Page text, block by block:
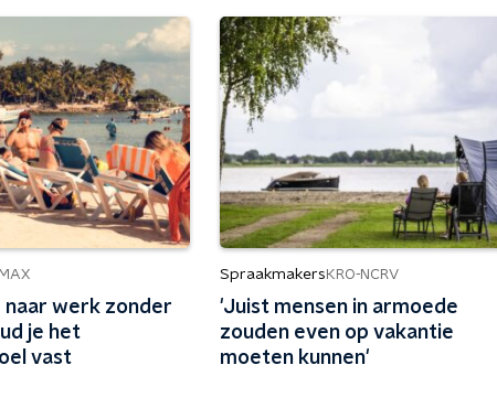
MAX
naar werk zonder
je het
vast
Spraakmakers KRO-NCRV
'Juist mensen in armoede
zouden even op vakantie
moeten kunnen'